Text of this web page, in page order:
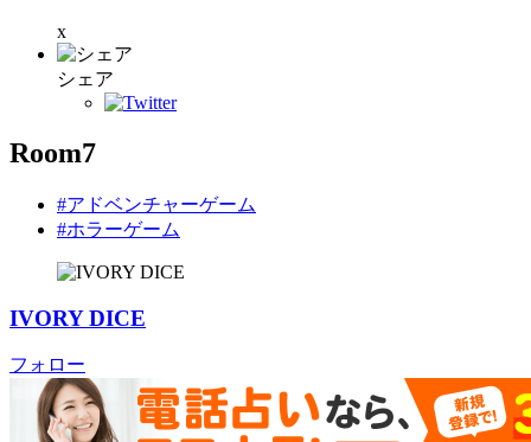
x
シェア
Room7
#アドベンチャーゲーム
#ホラーゲーム
IVORY DICE
フォロー